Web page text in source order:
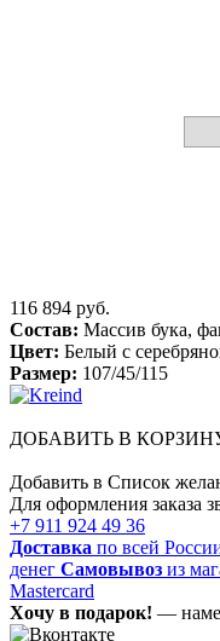
116 894 руб.
Состав: Массив бука,
Цвет: Белый с
Размер: 107/45/115
ДОБАВИТЬ В
Добавить в Список
Для оформления заказа
+7 911 924 49 36
Доставка по всей
денег Самовывоз из
Mastercard
Хочу в подарок! —